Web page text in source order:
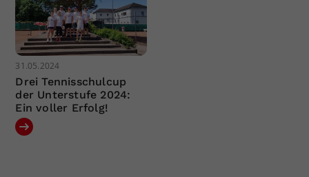
31.05.2024
Drei Tennisschulcup
der Unterstufe 2024:
Ein voller Erfolg!